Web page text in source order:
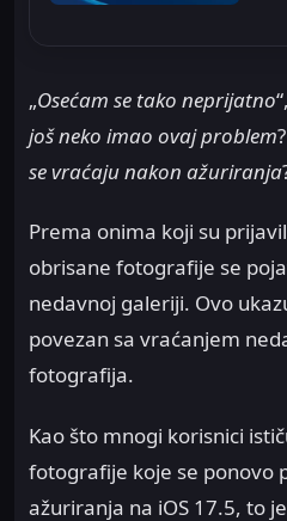
„Osećam se tako neprijatno
još neko imao ovaj problem?
se vraćaju nakon ažuriranja
Prema onima koji su
obrisane fotografije se
nedavnoj galeriji. Ovo
povezan sa vraćanjem
fotografija.
Kao što mnogi korisnici
fotografije koje se ponovo
ažuriranja na iOS 17.5, to